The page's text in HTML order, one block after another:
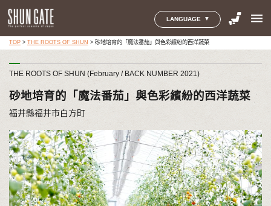
LANGUAGE menu
TOP> THE ROOTS OF SHUN > 砂地培育的「魔法番茄」與色彩繽紛的西洋蔬菜
THE ROOTS OF SHUN (February / BACK NUMBER 2021)
砂地培育的「魔法番茄」與色彩繽紛的西洋蔬菜
福井縣福井市白方町